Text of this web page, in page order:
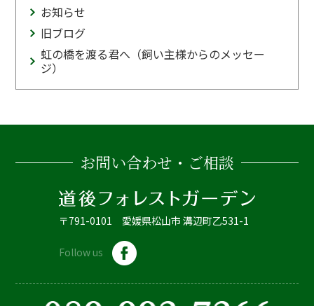
お知らせ
旧ブログ
虹の橋を渡る君へ（飼い主様からのメッセー
ジ）
お問い合わせ・ご相談
〒791-0101 愛媛県松山市 溝辺町乙531-1
Follow us